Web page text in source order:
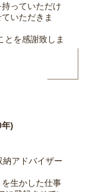
っていただけ
いただきま
とを感謝致しま
)
アドバイザー
生かした仕事